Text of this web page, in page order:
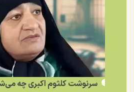
سرنوشت کلثوم اکبری چه